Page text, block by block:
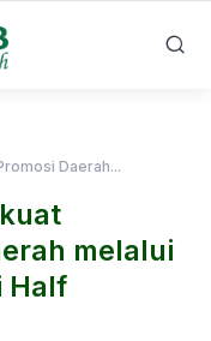
Daerah...
melalui
Half